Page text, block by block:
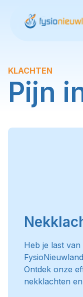
KLACHTEN
Pijn
Heb je last
Ontdek onze
nekklachten